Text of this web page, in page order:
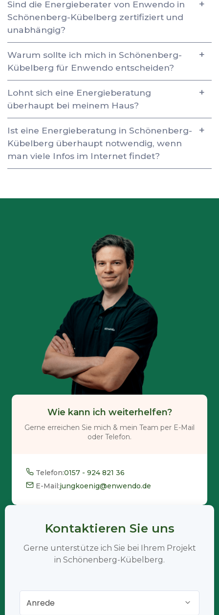
Sind die Energieberater von Enwendo in
Schönenberg-Kübelberg zertifiziert und
unabhängig?
Warum sollte ich mich in Schönenberg-
Kübelberg für Enwendo entscheiden?
Lohnt sich eine Energieberatung
überhaupt bei meinem Haus?
Ist eine Energieberatung in Schönenberg-
Kübelberg überhaupt notwendig, wenn
man viele Infos im Internet findet?
Wie kann ich weiterhelfen?
Gerne erreichen Sie mich & mein Team per E-Mail
oder Telefon.
Telefon:0157 - 924 821 36
E-Mail:jungkoenig@enwendo.de
Kontaktieren Sie uns
Gerne unterstütze ich Sie bei Ihrem Projekt
in Schönenberg-Kübelberg.